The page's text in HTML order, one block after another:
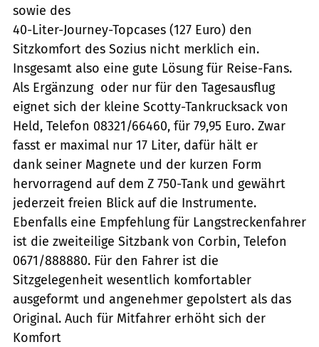
sowie des
40-Liter-Journey-Topcases (127 Euro) den
Sitzkomfort des Sozius nicht merklich ein.
Insgesamt also eine gute Lösung für Reise-Fans.
Als Ergänzung  oder nur für den Tagesausflug 
eignet sich der kleine Scotty-Tankrucksack von
Held, Telefon 08321/66460, für 79,95 Euro. Zwar
fasst er maximal nur 17 Liter, dafür hält er
dank seiner Magnete und der kurzen Form
hervorragend auf dem Z 750-Tank und gewährt
jederzeit freien Blick auf die Instrumente.
Ebenfalls eine Empfehlung für Langstreckenfahrer
ist die zweiteilige Sitzbank von Corbin, Telefon
0671/888880. Für den Fahrer ist die
Sitzgelegenheit wesentlich komfortabler
ausgeformt und angenehmer gepolstert als das
Original. Auch für Mitfahrer erhöht sich der
Komfort